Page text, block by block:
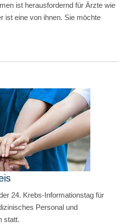
ist herausfordernd für Ärzte wie
ist eine von ihnen. Sie möchte
24. Krebs-Informationstag für
Personal und
statt.